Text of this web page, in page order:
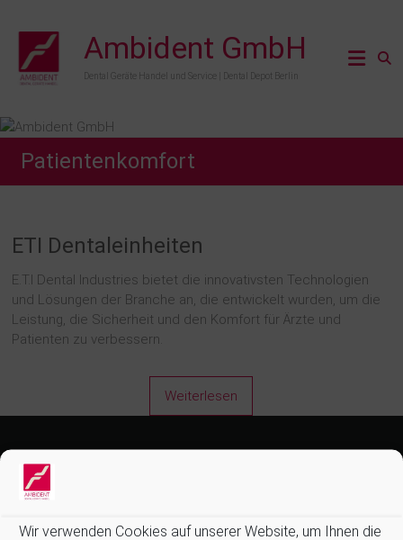
Wir verwenden Cookies auf unserer Website, um Ihnen die
Inhalt
springen
Ambident GmbH
Dental Geräte Handel und Service | Dental Depot Berlin
Patientenkomfort
ETI Dentaleinheiten
E.T.I Dental Industries bietet die innovativsten Technologien
und Lösungen der Branche an, die entwickelt wurden, um die
Leistung, die Sicherheit und den Komfort für Ärzte und
Patienten zu verbessern.
Weiterlesen
Informationen:
Allgemeine Geschäftsbedingungen (AGB)
Datenschutz